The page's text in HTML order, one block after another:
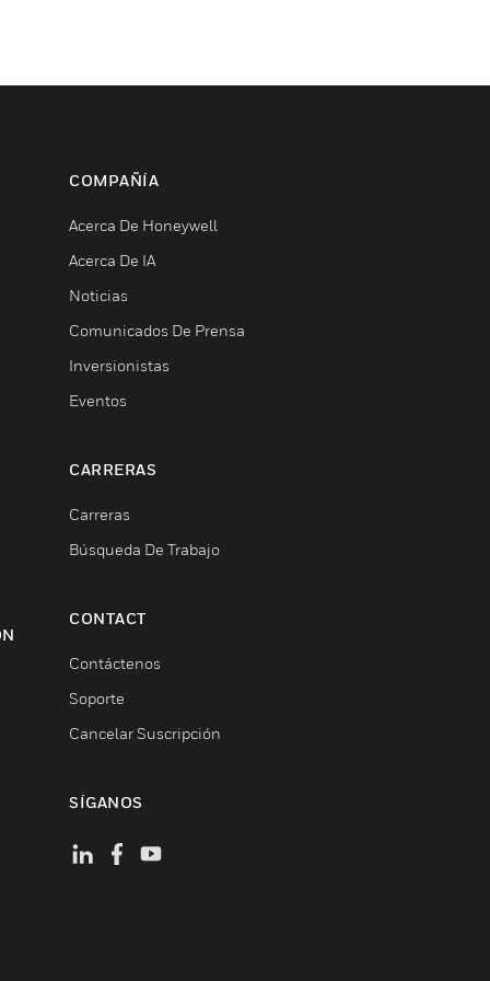
COMPAÑÍA
Acerca De Honeywell
Acerca De IA
Noticias
Comunicados De Prensa
Inversionistas
Eventos
CARRERAS
Carreras
Búsqueda De Trabajo
CONTACT
Contáctenos
Soporte
Cancelar Suscripción
SÍGANOS